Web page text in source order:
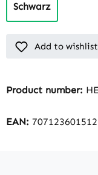
Schwarz
(This option is
Add to wishlist
Product number:
EAN: